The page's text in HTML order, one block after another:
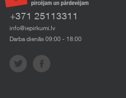
+371 25113311
info@iepirkumi.lv
Darba dienās 09:00 - 18:00